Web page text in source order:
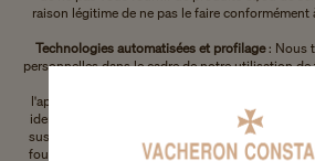
raison légitime de ne pas le faire
Technologies automatisées et profilage: Nous
personnelles dans le cadre de notre utilisation
l'apprentissage automatique et les algorithmes
identifier et à prédire tout produit, diagnostic,
susceptible de vous intéresser sur la base des
fournissez ou que nous recueillons auprès de